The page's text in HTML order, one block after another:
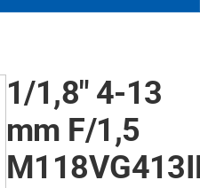
1/1,8" 4-13
mm F/1,5